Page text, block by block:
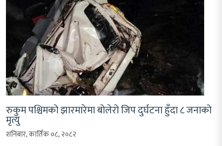
रुकुम पश्चिमको झारमारेमा बोलेरो जिप दुर्घटना हुँदा ८ जनाको
मृत्यु
शनिबार, कार्तिक ०८, २०८२